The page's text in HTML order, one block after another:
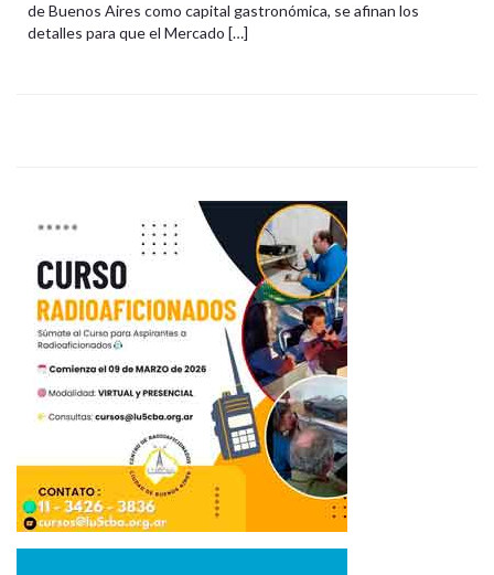
de Buenos Aires como capital gastronómica, se afinan los
detalles para que el Mercado […]